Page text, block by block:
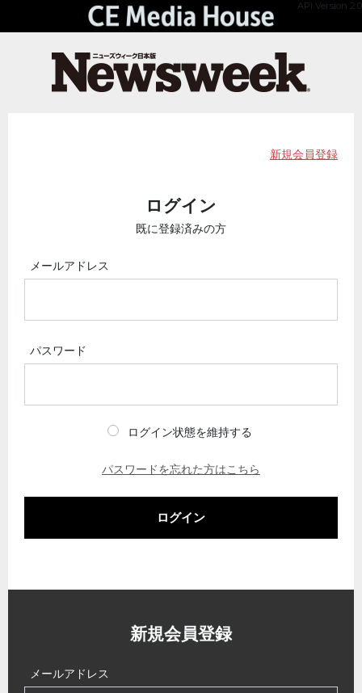
API Version 2.0
新規会員登録
ログイン
既に登録済みの方
メールアドレス
パスワード
ログイン状態を維持する
パスワードを忘れた方はこちら
ログイン
新規会員登録
メールアドレス